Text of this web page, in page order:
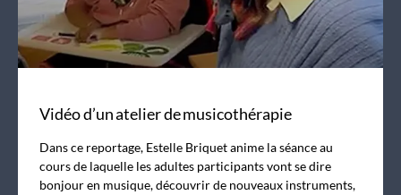
Vidéo d’un atelier de musicothérapie
Dans ce reportage, Estelle Briquet anime la séance au
cours de laquelle les adultes participants vont se dire
bonjour en musique, découvrir de nouveaux instruments,